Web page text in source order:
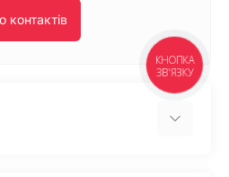
контактів
КНОПКА
ЗВ'ЯЗКУ